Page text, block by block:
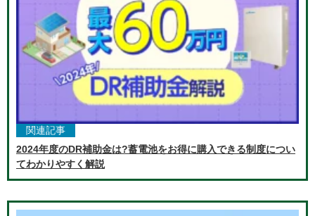
関連記事
2024年度のDR補助金は?蓄電池をお得に購入できる制度につい
てわかりやすく解説